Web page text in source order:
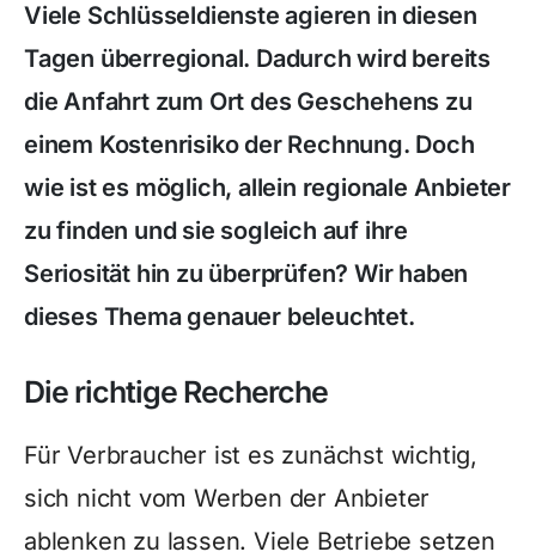
Viele Schlüsseldienste agieren in diesen
Tagen überregional. Dadurch wird bereits
die Anfahrt zum Ort des Geschehens zu
einem Kostenrisiko der Rechnung. Doch
wie ist es möglich, allein regionale Anbieter
zu finden und sie sogleich auf ihre
Seriosität hin zu überprüfen? Wir haben
dieses Thema genauer beleuchtet.
Die richtige Recherche
Für Verbraucher ist es zunächst wichtig,
sich nicht vom Werben der Anbieter
ablenken zu lassen. Viele Betriebe setzen